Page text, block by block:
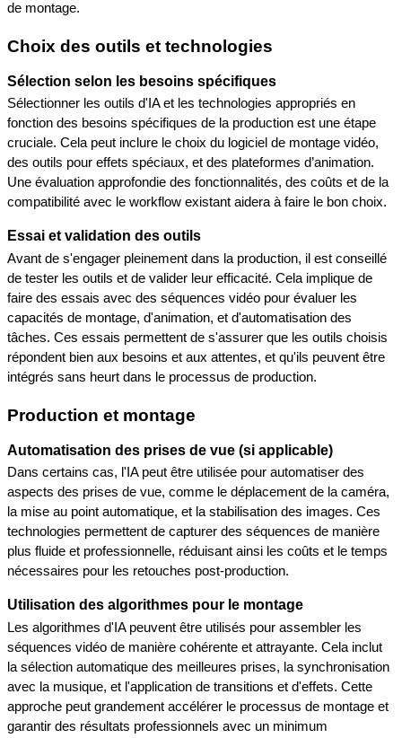
de montage.
Choix des outils et technologies
Sélection selon les besoins spécifiques
Sélectionner les outils d'IA et les technologies appropriés en
fonction des besoins spécifiques de la production est une étape
cruciale. Cela peut inclure le choix du logiciel de montage vidéo,
des outils pour effets spéciaux, et des plateformes d’animation.
Une évaluation approfondie des fonctionnalités, des coûts et de la
compatibilité avec le workflow existant aidera à faire le bon choix.
Essai et validation des outils
Avant de s'engager pleinement dans la production, il est conseillé
de tester les outils et de valider leur efficacité. Cela implique de
faire des essais avec des séquences vidéo pour évaluer les
capacités de montage, d'animation, et d'automatisation des
tâches. Ces essais permettent de s'assurer que les outils choisis
répondent bien aux besoins et aux attentes, et qu'ils peuvent être
intégrés sans heurt dans le processus de production.
Production et montage
Automatisation des prises de vue (si applicable)
Dans certains cas, l'IA peut être utilisée pour automatiser des
aspects des prises de vue, comme le déplacement de la caméra,
la mise au point automatique, et la stabilisation des images. Ces
technologies permettent de capturer des séquences de manière
plus fluide et professionnelle, réduisant ainsi les coûts et le temps
nécessaires pour les retouches post-production.
Utilisation des algorithmes pour le montage
Les algorithmes d'IA peuvent être utilisés pour assembler les
séquences vidéo de manière cohérente et attrayante. Cela inclut
la sélection automatique des meilleures prises, la synchronisation
avec la musique, et l'application de transitions et d'effets. Cette
approche peut grandement accélérer le processus de montage et
garantir des résultats professionnels avec un minimum